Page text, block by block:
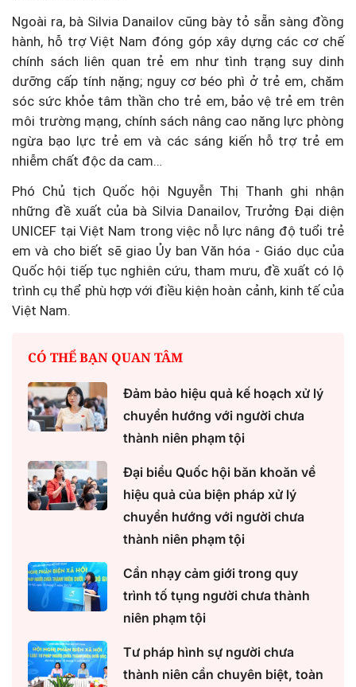
Ngoài ra, bà Silvia Danailov cũng bày tỏ sẵn sàng đồng
hành, hỗ trợ Việt Nam đóng góp xây dựng các cơ chế
chính sách liên quan trẻ em như tình trạng suy dinh
dưỡng cấp tính nặng; nguy cơ béo phì ở trẻ em, chăm
sóc sức khỏe tâm thần cho trẻ em, bảo vệ trẻ em trên
môi trường mạng, chính sách nâng cao năng lực phòng
ngừa bạo lực trẻ em và các sáng kiến hỗ trợ trẻ em
nhiễm chất độc da cam…
Phó Chủ tịch Quốc hội Nguyễn Thị Thanh ghi nhận
những đề xuất của bà Silvia Danailov, Trưởng Đại diện
UNICEF tại Việt Nam trong việc nỗ lực nâng độ tuổi trẻ
em và cho biết sẽ giao Ủy ban Văn hóa - Giáo dục của
Quốc hội tiếp tục nghiên cứu, tham mưu, đề xuất có lộ
trình cụ thể phù hợp với điều kiện hoàn cảnh, kinh tế của
Việt Nam.
CÓ THỂ BẠN QUAN TÂM
Đảm bảo hiệu quả kế hoạch xử lý
chuyển hướng với người chưa
thành niên phạm tội
Đại biểu Quốc hội băn khoăn về
hiệu quả của biện pháp xử lý
chuyển hướng với người chưa
thành niên phạm tội
Cần nhạy cảm giới trong quy
trình tố tụng người chưa thành
niên phạm tội
Tư pháp hình sự người chưa
thành niên cần chuyên biệt, toàn